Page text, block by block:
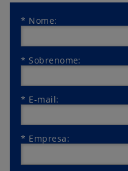
* Nome:
* Sobrenome:
* E-mail:
* Empresa: